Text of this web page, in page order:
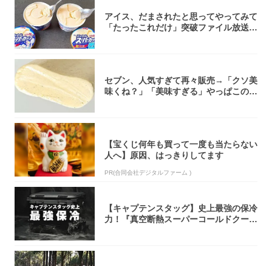
アイス、だまされたと思ってやってみて
「たったこれだけ」突破ファイル放送で
セブン、人気すぎて再々販売→「クソ美
味くね？」「美味すぎる」やっぱこのク
【宝くじ何年も買って一度も当たらない
人へ】原因、はっきりしてます
PR(合同会社デジタルファーム )
【キャプテンスタッグ】史上最強の保冷
力！『真空断熱スーパーコールドクーラ